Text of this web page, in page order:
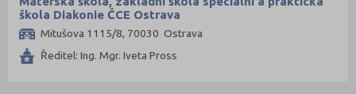
škola Diakonie ČCE Ostrava
Mitušova 1115/8, 70030 Ostrava
Ředitel: Ing. Mgr. Iveta Pross